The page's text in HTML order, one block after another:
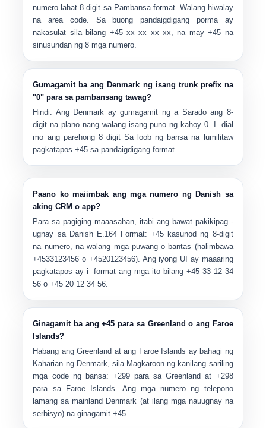
numero lahat8 digit sa Pambansa format. Walang hiwalay
na area code. Sa buong pandaigdigang porma ay
nakasulat sila bilang +45 xx xx xx xx, na may +45 na
sinusundan ng 8 mga numero.
Gumagamit ba ang Denmark ng isang trunk prefix na
"0" para sa pambansang tawag?
Hindi. Ang Denmark ay gumagamit ng a Sarado ang 8-
digit na plano nang walang isang puno ng kahoy 0. I -dial
mo ang parehong 8 digit Sa loob ng bansa na lumilitaw
pagkatapos+45 sa pandaigdigang format.
Paano ko maiimbak ang mga numero ng Danish sa
aking CRM o app?
Para sa pagiging maaasahan, itabi ang bawat pakikipag -
ugnay sa Danish E.164 Format:+45 kasunod ng 8-digit
na numero, na walang mga puwang o bantas (halimbawa
+4533123456 o +4520123456). Ang iyong UI ay maaaring
pagkatapos ay i -format ang mga ito bilang +45 33 12 34
56 o+45 20 12 34 56.
Ginagamit ba ang +45 para sa Greenland o ang Faroe
Islands?
Habang ang Greenland at ang Faroe Islands ay bahagi ng
Kaharian ng Denmark, sila Magkaroon ng kanilang sariling
mga code ng bansa: +299para sa Greenland at +298
para sa Faroe Islands. Ang mga numero ng telepono
lamang sa mainland Denmark (at ilang mga nauugnay na
serbisyo) na ginagamit+45.